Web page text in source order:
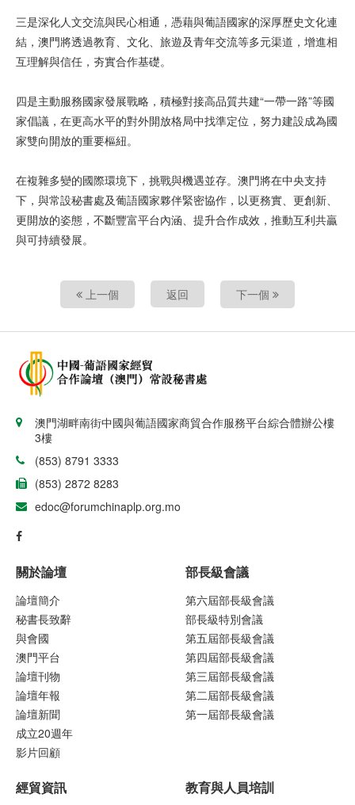
三是深化人文交流與民心相通，憑藉與葡語國家的深厚歷史文化連
結，澳門將透過教育、文化、旅遊及青年交流等多元渠道，增進相
互理解與信任，夯實合作基礎。
四是主動服務國家發展戰略，積極對接高品質共建“一帶一路”等國
家倡議，在更高水平的對外開放格局中找準定位，努力建設成為國
家雙向開放的重要樞紐。
在複雜多變的國際環境下，挑戰與機遇並存。澳門將在中央支持
下，與常設秘書處及葡語國家夥伴緊密協作，以更務實、更創新、
更開放的姿態，不斷豐富平台內涵、提升合作成效，推動互利共贏
與可持續發展。
上一個 返回 下一個
澳門湖畔南街中國與葡語國家商貿合作服務平台綜合體辦公樓
3樓
(853) 8791 3333
(853) 2872 8283
edoc@forumchinaplp.org.mo
關於論壇
論壇簡介
秘書長致辭
與會國
澳門平台
論壇刊物
論壇年報
論壇新聞
成立20週年
影片回顧
部長級會議
第六屆部長級會議
部長級特別會議
第五屆部長級會議
第四屆部長級會議
第三屆部長級會議
第二屆部長級會議
第一屆部長級會議
經貿資訊 教育與人員培訓